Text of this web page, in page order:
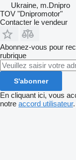
Ukraine, m.Dnipro
TOV "Dnipromotor"
Contacter le vendeur
Abonnez-vous pour
rubrique
S'abonner
En cliquant ici, vous
notre accord utilisateur.